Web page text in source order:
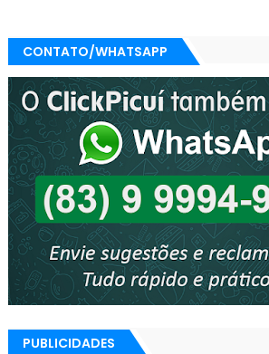
CONTATO/WHATSAPP
PUBLICIDADES